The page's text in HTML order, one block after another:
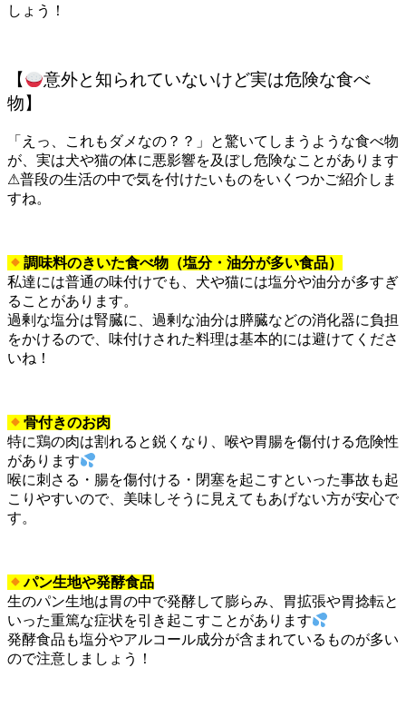
しょう！
【
意外と知られていないけど実は危険な食べ
物】
「えっ、これもダメなの？？」と驚いてしまうような食べ物
が、実は犬や猫の体に悪影響を及ぼし危険なことがあります
⚠普段の生活の中で気を付けたいものをいくつかご紹介しま
すね。
調味料のきいた食べ物（塩分・油分が多い食品）
私達には普通の味付けでも、犬や猫には塩分や油分が多すぎ
ることがあります。
過剰な塩分は腎臓に、過剰な油分は膵臓などの消化器に負担
をかけるので、味付けされた料理は基本的には避けてくださ
いね！
骨付きのお肉
特に鶏の肉は割れると鋭くなり、喉や胃腸を傷付ける危険性
があります
喉に刺さる・腸を傷付ける・閉塞を起こすといった事故も起
こりやすいので、美味しそうに見えてもあげない方が安心で
す。
パン生地や発酵食品
生のパン生地は胃の中で発酵して膨らみ、胃拡張や胃捻転と
いった重篤な症状を引き起こすことがあります
発酵食品も塩分やアルコール成分が含まれているものが多い
ので注意しましょう！